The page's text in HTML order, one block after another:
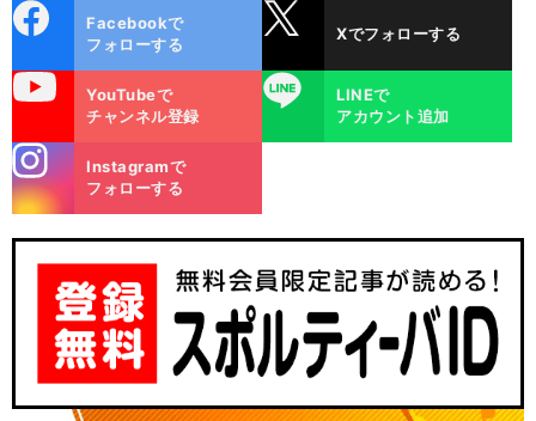
ok
Facebookで
フォローする
Xでフォローする
YouTubeで
チャンネル登録
LINE
LINEで
アカウント追加
m
Instagramで
フォローする